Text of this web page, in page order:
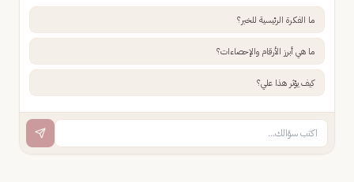
ما الفكرة الرئيسية للخبر؟
ما هي أبرز الأرقام والإحصاءات؟
كيف يؤثر هذا علي؟